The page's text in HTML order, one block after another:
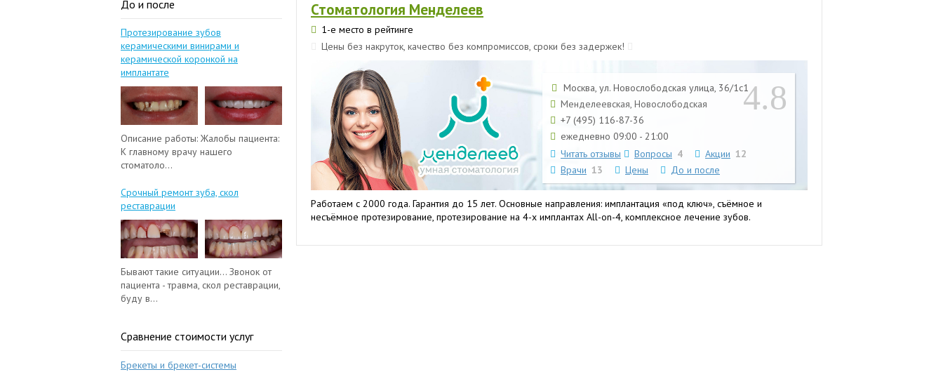
Стоматология Менделеев
1-е место в рейтинге
Цены без накруток, качество без компромиссов, сроки без задержек!
4.8
Москва, ул. Новослободская улица, 36/1с1
Менделеевская, Новослободская
+7 (495) 116-87-36
ежедневно 09:00 - 21:00
Читать отзывы
Вопросы 4 Акции 12
Врачи 13 Цены До и после
Работаем с 2000 года. Гарантия до 15 лет. Основные направления: имплантация «под ключ», съёмное и
несъёмное протезирование, протезирование на 4-х имплантах All-on-4, комплексное лечение зубов.
До и после
Протезирование зубов
керамическими винирами и
керамической коронкой на
имплантате
Описание работы: Жалобы пациента:
К главному врачу нашего
стоматоло...
Срочный ремонт зуба, скол
реставрации
Бывают такие ситуации... Звонок от
пациента - травма, скол реставрации,
буду в...
Сравнение стоимости услуг
Брекеты и брекет-системы